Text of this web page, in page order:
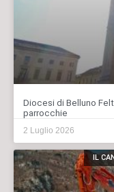
Diocesi di Belluno
parrocchie
2 Luglio 2026
IL